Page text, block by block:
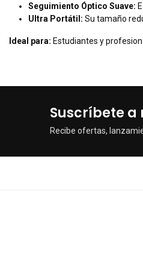
Seguimiento Óptico Suave:
Ultra Portátil: Su tamaño
Ideal para: Estudiantes y
Suscríbete a
Recibe ofertas,